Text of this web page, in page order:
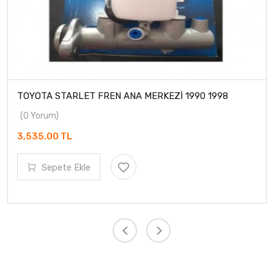
TOYOTA STARLET FREN ANA MERKEZİ 1990 1998
(0 Yorum)
3,535.00 TL
Sepete Ekle